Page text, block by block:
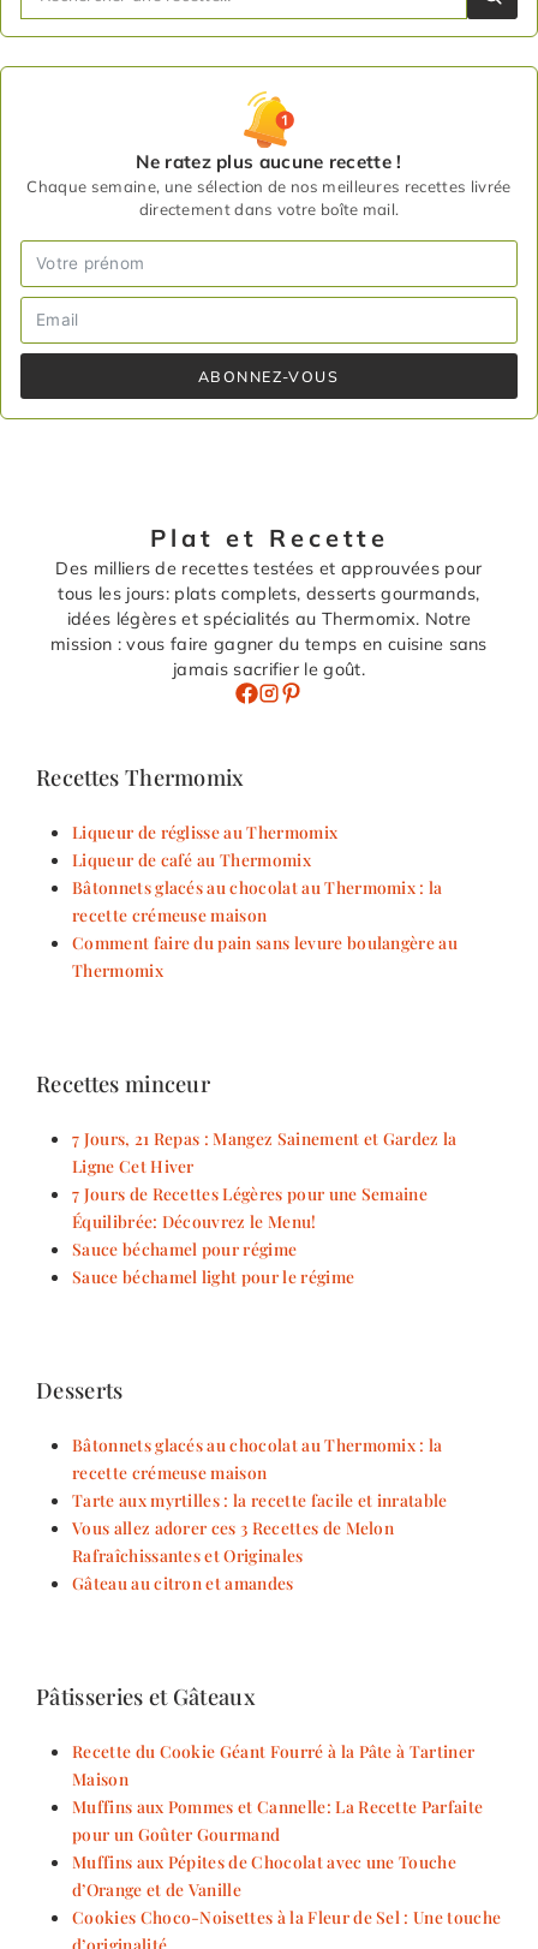
Ne ratez plus aucune recette !
Chaque semaine, une sélection de nos meilleures recettes livrée
directement dans votre boîte mail.
ABONNEZ-VOUS
Plat et Recette
Des milliers de recettes testées et approuvées pour
tous les jours: plats complets, desserts gourmands,
idées légères et spécialités au Thermomix. Notre
mission : vous faire gagner du temps en cuisine sans
jamais sacrifier le goût.
Recettes Thermomix
Liqueur de réglisse au Thermomix
Liqueur de café au Thermomix
Bâtonnets glacés au chocolat au Thermomix : la
recette crémeuse maison
Comment faire du pain sans levure boulangère au
Thermomix
Recettes minceur
7 Jours, 21 Repas : Mangez Sainement et Gardez la
Ligne Cet Hiver
7 Jours de Recettes Légères pour une Semaine
Équilibrée: Découvrez le Menu!
Sauce béchamel pour régime
Sauce béchamel light pour le régime
Desserts
Bâtonnets glacés au chocolat au Thermomix : la
recette crémeuse maison
Tarte aux myrtilles : la recette facile et inratable
Vous allez adorer ces 3 Recettes de Melon
Rafraîchissantes et Originales
Gâteau au citron et amandes
Pâtisseries et Gâteaux
Recette du Cookie Géant Fourré à la Pâte à Tartiner
Maison
Muffins aux Pommes et Cannelle: La Recette Parfaite
pour un Goûter Gourmand
Muffins aux Pépites de Chocolat avec une Touche
d’Orange et de Vanille
Cookies Choco-Noisettes à la Fleur de Sel : Une touche